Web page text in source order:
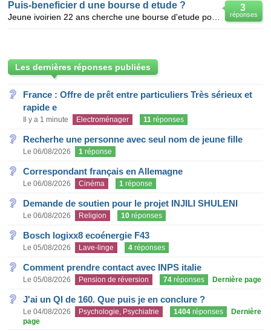
3
réponses
Puis-beneficier d une bourse d etude ?
Les dernières réponses publiées
France : Offre de prêt entre particuliers Très sérieux et
rapide e
Il y a 1 minute Electroménager 11 réponses
Recherhe une personne avec seul nom de jeune fille
Le 06/08/2026 1 réponse
Correspondant français en Allemagne
Le 06/08/2026 Cinéma 1 réponse
Demande de soutien pour le projet INJILI SHULENI
Le 06/08/2026 Religion 10 réponses
Bosch logixx8 ecoénergie F43
Le 05/08/2026 Lave-linge 4 réponses
Comment prendre contact avec INPS italie
Le 05/08/2026 Pension de réversion 74 réponses Dernière page
J'ai un QI de 160. Que puis je en conclure ?
Le 04/08/2026 Psychologie, Psychiatrie 1404 réponses
Dernière
page